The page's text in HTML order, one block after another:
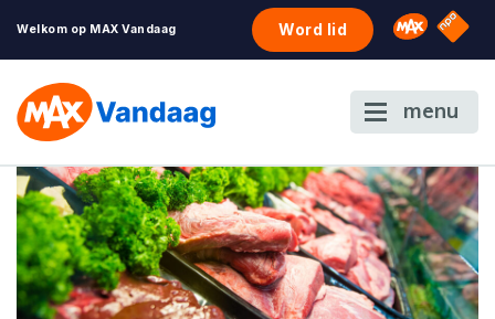
Welkom op MAX Vandaag Word lid Omroep
NPO
menu